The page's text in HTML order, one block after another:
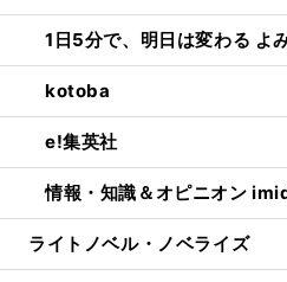
1日5分で、明日は変わる よ
kotoba
e!集英社
情報・知識＆オピニオン
ライトノベル・ノベライズ